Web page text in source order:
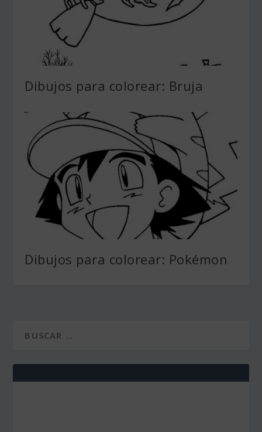
Dibujos para colorear: Bruja
Dibujos para colorear: Pokémon